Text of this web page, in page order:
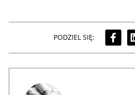
PODZIEL SIĘ: